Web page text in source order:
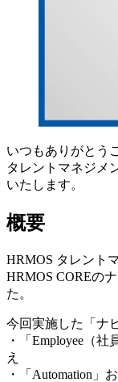
いつもありがとう
タレントマネジメ
いたします。
概要
HRMOS タレント
HRMOS COREの
た。
今回実施した「ナ
・「Employee（
え
・「Automation」